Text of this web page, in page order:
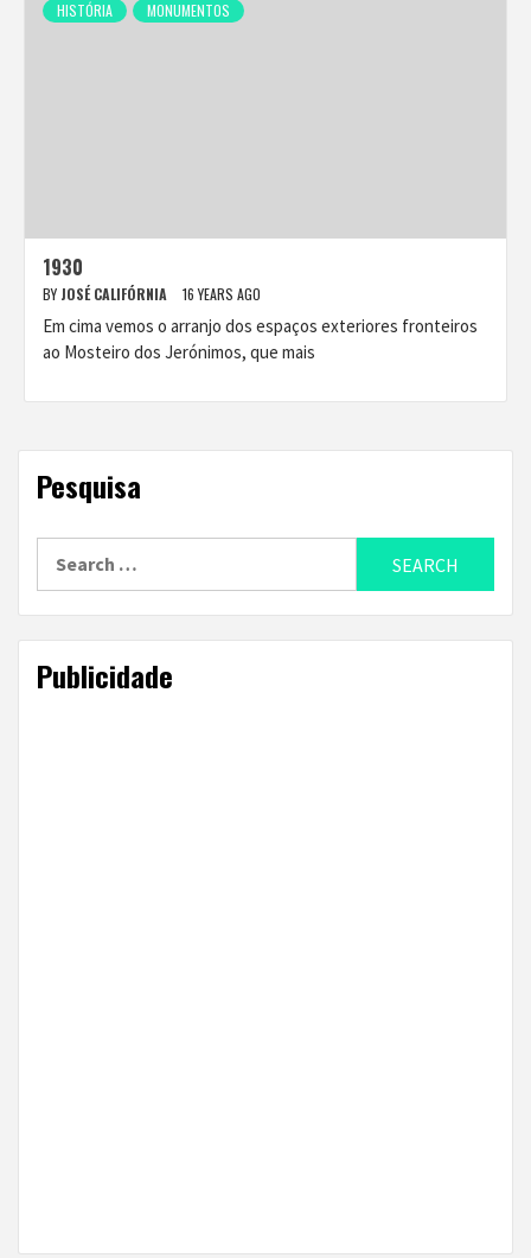
HISTÓRIA MONUMENTOS
1930
BY JOSÉ CALIFÓRNIA 16 YEARS AGO
Em cima vemos o arranjo dos espaços exteriores fronteiros
ao Mosteiro dos Jerónimos, que mais
Pesquisa
Publicidade